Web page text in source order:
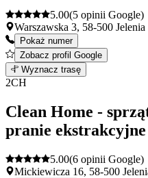
5.00(5 opinii Google)
Warszawska 3, 58-500 Jelenia
Pokaż numer
Zobacz profil Google
+
−
Wyznacz trasę
2CH
Clean Home -
pranie ekstrakcyjne
5.00(6 opinii Google)
Mickiewicza 16, 58-500